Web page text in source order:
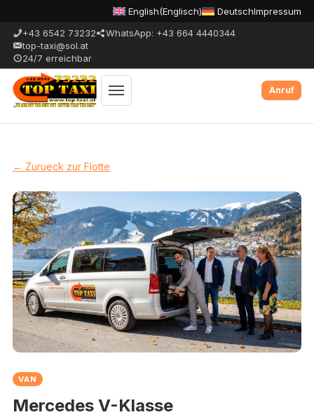
English(Englisch) DeutschImpressum
+43 6542 73232
WhatsApp: +43 664 4440344
top-taxi@sol.at
24/7 erreichbar
Menue
← Zurueck zur Flotte
VAN
Mercedes V-Klasse